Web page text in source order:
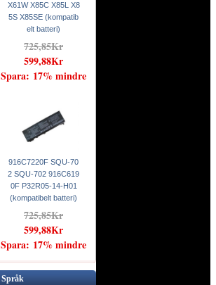
X61W X85C X85L X8
5S X85SE (kompatib
elt batteri)
725,85Kr
599,88Kr
Spara: 17% mindre
916C7220F SQU-70
2 SQU-702 916C619
0F P32R05-14-H01
(kompatibelt batteri)
725,85Kr
599,88Kr
Spara: 17% mindre
Språk